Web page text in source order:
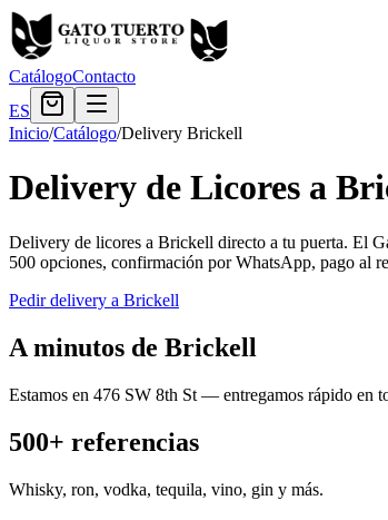
CatálogoContacto
ES
Inicio/Catálogo/Delivery Brickell
Delivery de Licores a
Delivery de licores a Brickell directo a tu puerta. El
500 opciones, confirmación por WhatsApp, pago al
Pedir delivery a Brickell
A minutos de Brickell
Estamos en 476 SW 8th St — entregamos rápido en
500+ referencias
Whisky, ron, vodka, tequila, vino, gin y más.